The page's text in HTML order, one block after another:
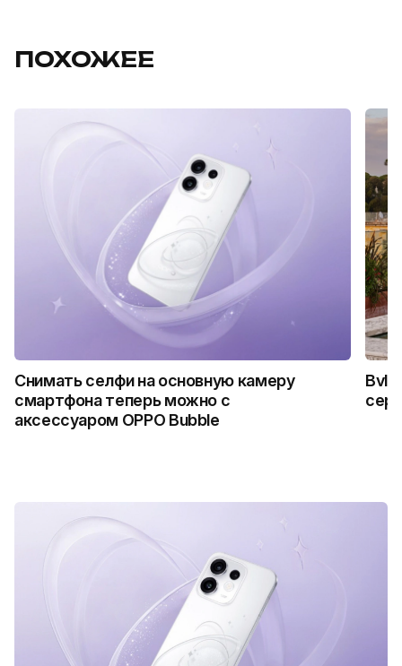
ПОХОЖЕЕ
Снимать селфи на основную камеру
смартфона теперь можно с
аксессуаром OPPO Bubble